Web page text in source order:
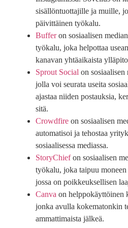
sisällöntuottajille ja muille,
päivittäinen työkalu.
Bufferon sosiaalisen
työkalu, joka helpottaa
kanavan yhtäaikaista
Sprout Social on
jolla voi seurata useita
ajastaa niiden postauksia,
sitä.
Crowdfire on sosiaalisen
automatisoi ja tehostaa
sosiaalisessa mediassa.
StoryChiefon sosiaalisen
työkalu, joka taipuu
jossa on poikkeuksellisen
Canva on helppokäyttöinen
jonka avulla kokematonkin
ammattimaista jälkeä.